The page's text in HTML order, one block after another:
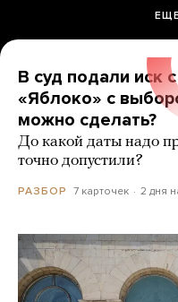
В суд подали иск
«Яблоко» с
можно сделать?
До какой даты надо
точно допустили?
РАЗБОР 7 карточек 2 дня